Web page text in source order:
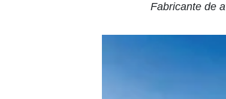
Fabricante de